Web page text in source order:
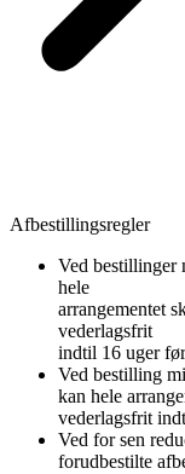
Afbestillingsregler
Ved bestillinger
hele
arrangementet
vederlagsfrit
indtil 16 uger
Ved bestilling
kan hele
vederlagsfrit
Ved for sen
forudbestilte